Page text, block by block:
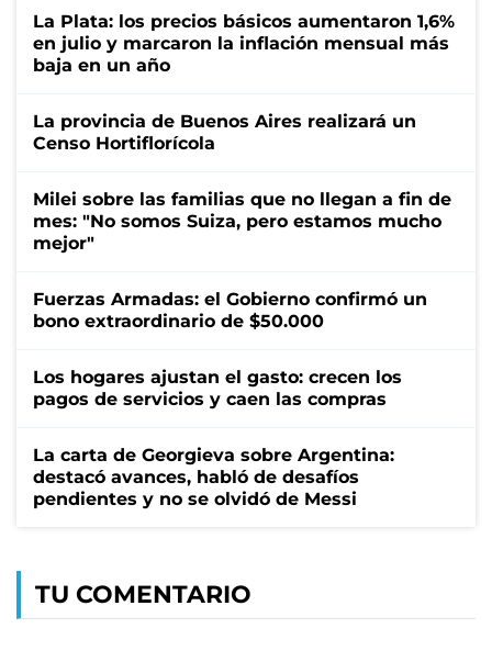
La Plata: los precios básicos aumentaron 1,6%
en julio y marcaron la inflación mensual más
baja en un año
La provincia de Buenos Aires realizará un
Censo Hortiflorícola
Milei sobre las familias que no llegan a fin de
mes: "No somos Suiza, pero estamos mucho
mejor"
Fuerzas Armadas: el Gobierno confirmó un
bono extraordinario de $50.000
Los hogares ajustan el gasto: crecen los
pagos de servicios y caen las compras
La carta de Georgieva sobre Argentina:
destacó avances, habló de desafíos
pendientes y no se olvidó de Messi
TU COMENTARIO